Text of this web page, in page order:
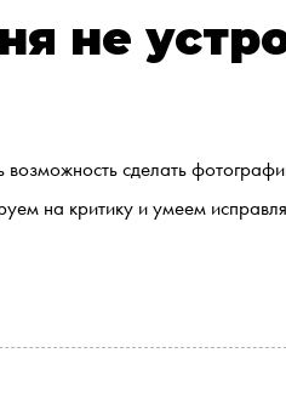
не
сделать
на критику и умеем